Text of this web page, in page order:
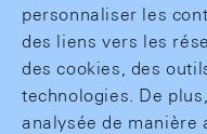
personnaliser les
des liens vers les
des cookies, des
technologies. De
analysée de manière